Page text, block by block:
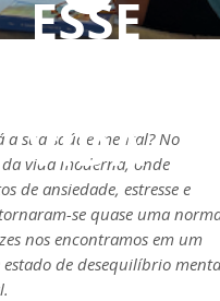
ESSE
VIDA
a sua saúde mental? No
vida moderna, onde
de ansiedade, estresse e
se quase uma
nos encontramos em um
estado de desequilíbrio